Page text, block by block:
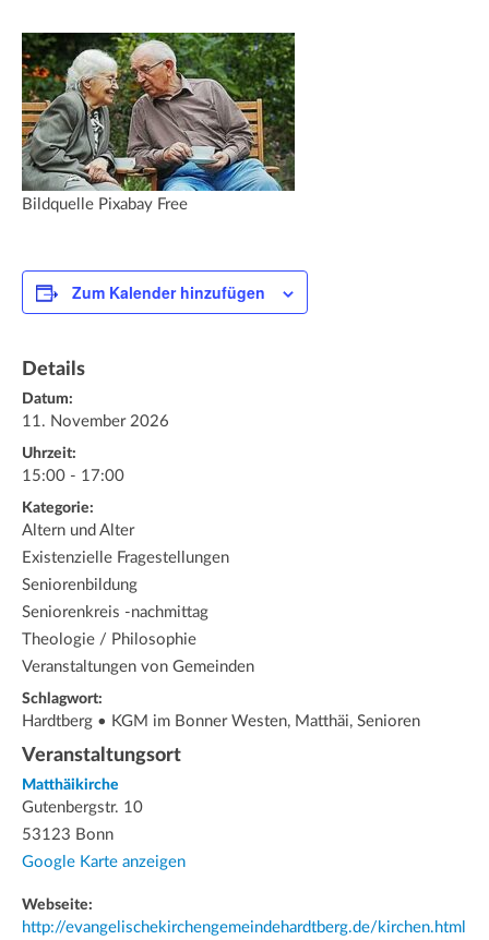
Bildquelle Pixabay Free
Zum Kalender hinzufügen
Details
Datum:
11. November 2026
Uhrzeit:
15:00 - 17:00
Kategorie:
Altern und Alter
Existenzielle Fragestellungen
Seniorenbildung
Seniorenkreis -nachmittag
Theologie / Philosophie
Veranstaltungen von Gemeinden
Schlagwort:
Hardtberg • KGM im Bonner Westen, Matthäi, Senioren
Veranstaltungsort
Matthäikirche
Gutenbergstr. 10
53123 Bonn
Google Karte anzeigen
Webseite:
http://evangelischekirchengemeindehardtberg.de/kirchen.html